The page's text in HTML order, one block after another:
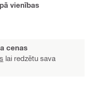
vienības
cenas
lai redzētu sava